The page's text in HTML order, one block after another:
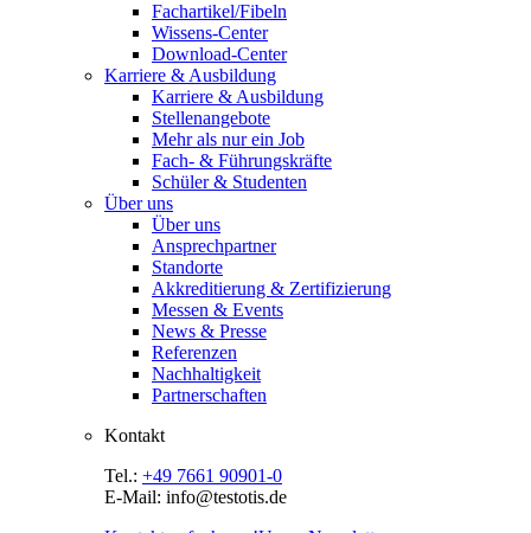
Fachartikel/Fibeln
Wissens-Center
Download-Center
Karriere & Ausbildung
Karriere & Ausbildung
Stellenangebote
Mehr als nur ein Job
Fach- & Führungskräfte
Schüler & Studenten
Über uns
Über uns
Ansprechpartner
Standorte
Akkreditierung & Zertifizierung
Messen & Events
News & Presse
Referenzen
Nachhaltigkeit
Partnerschaften
Kontakt
Tel.: +49 7661 90901-0
E-Mail: info@testotis.de